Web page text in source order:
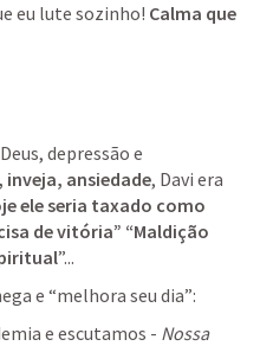
eu lute sozinho! Calma que
depressão e
inveja, ansiedade, Davi era
ele seria taxado como
de vitória” “Maldição
”...
e “melhora seu dia”:
e escutamos - Nossa